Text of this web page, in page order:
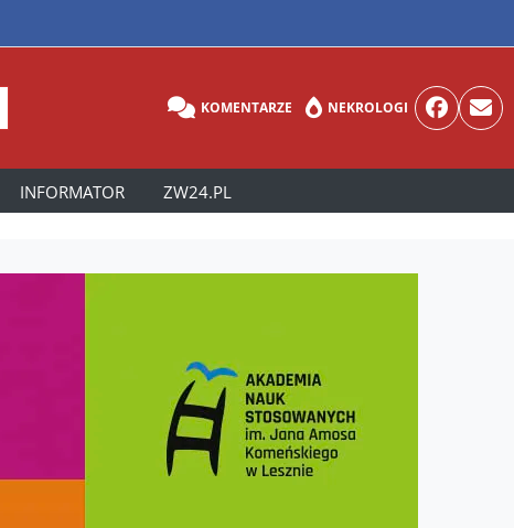
KOMENTARZE NEKROLOGI
INFORMATOR ZW24.PL